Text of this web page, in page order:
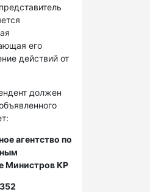
его
действий от
должен
агентство по
Министров КР